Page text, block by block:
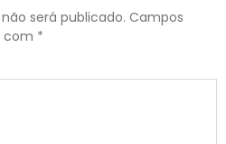
será publicado. Campos
com *